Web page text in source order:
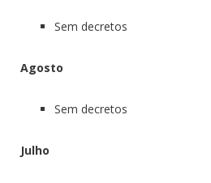
Sem decretos
Agosto
Sem decretos
Julho